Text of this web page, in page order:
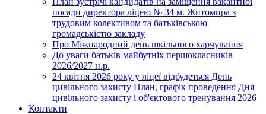
посади директора ліцею № 34 м. Житомира з
трудовим колективом та батьківською
громадськістю закладу
Про Міжнародний день шкільного харчування
До уваги батьків майбутніх першокласників
2026/2027 н.р.
24 квітня 2026 року у ліцеї відбудеться День
цивільного захисту План, графік проведення Дня
цивільного захисту і об'єктового тренування 2026
Контакти